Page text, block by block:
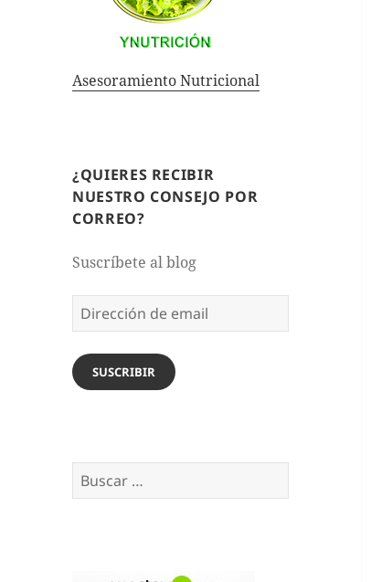
Asesoramiento Nutricional
¿QUIERES RECIBIR
NUESTRO CONSEJO POR
CORREO?
Suscríbete al blog
Dirección
de
email
SUSCRIBIR
Buscar: